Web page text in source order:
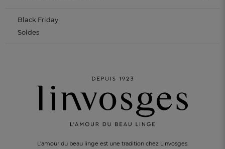
L'amour du beau linge est une tradition chez Linvosges.
Black Friday
Soldes